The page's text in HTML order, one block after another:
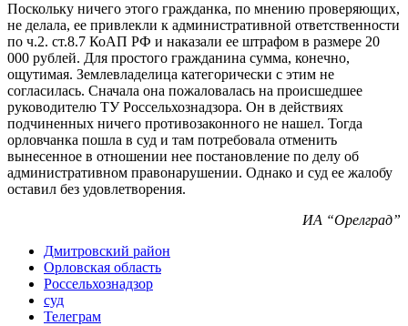
Поскольку ничего этого гражданка, по мнению проверяющих,
не делала, ее привлекли к административной ответственности
по ч.2. ст.8.7 КоАП РФ и наказали ее штрафом в размере 20
000 рублей. Для простого гражданина сумма, конечно,
ощутимая. Землевладелица категорически с этим не
согласилась. Сначала она пожаловалась на происшедшее
руководителю ТУ Россельхознадзора. Он в действиях
подчиненных ничего противозаконного не нашел. Тогда
орловчанка пошла в суд и там потребовала отменить
вынесенное в отношении нее постановление по делу об
административном правонарушении. Однако и суд ее жалобу
оставил без удовлетворения.
ИА “Орелград”
Дмитровский район
Орловская область
Россельхознадзор
суд
Телеграм